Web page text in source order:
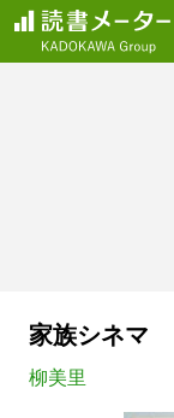
家族シネマ
柳美里